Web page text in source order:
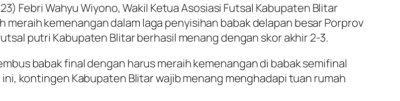
Febri Wahyu Wiyono, Wakil Ketua Asosiasi Futsal Kabupaten Blitar
kemenangan dalam laga penyisihan babak delapan besar Porprov
putri Kabupaten Blitar berhasil menang dengan skor akhir 2-3.
babak final dengan harus meraih kemenangan di babak semifinal
kontingen Kabupaten Blitar wajib menang menghadapi tuan rumah